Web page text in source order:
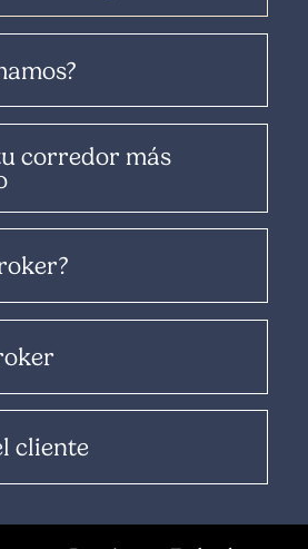
corredor más
cliente